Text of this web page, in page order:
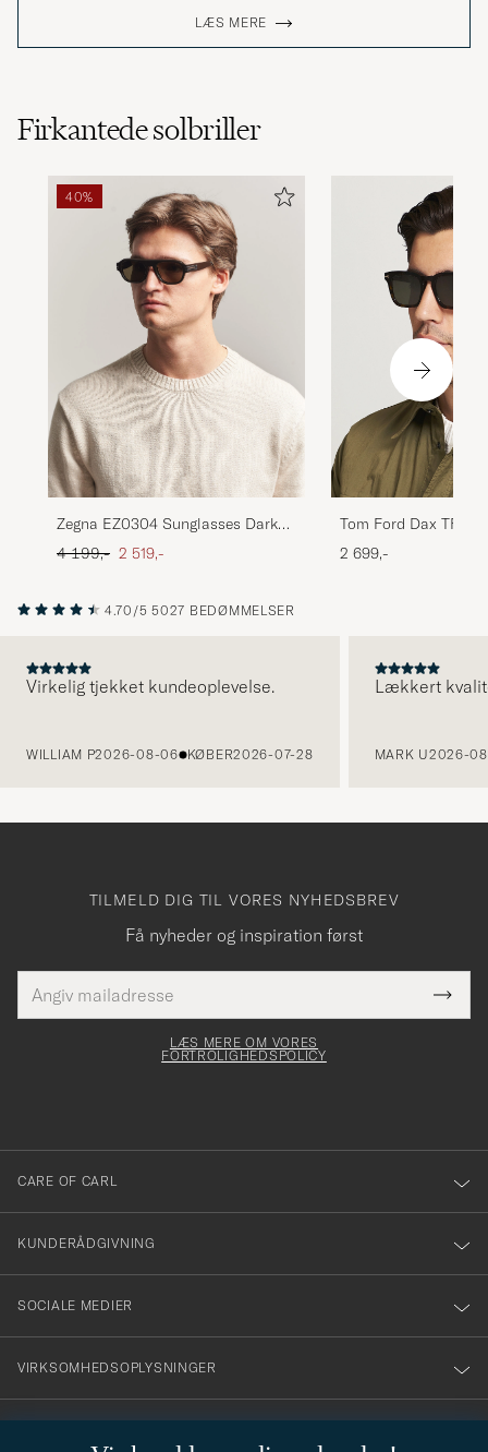
LÆS MERE
Firkantede solbriller
40%
Zegna EZ0304 Sunglasses Dark
Brown
Ordinary pris
4 199,- Nedsat pris
2 519,-
Tom Ford Dax
Havanna
2 699,-
4.70/5 5027 BEDØMMELSER
Virkelig tjekket kundeoplevelse.
WILLIAM P2026-08-06 KØBER2026-07-28
Lækkert
MARK U2026-
TILMELD DIG TIL VORES NYHEDSBREV
Få nyheder og inspiration først
mailadresse
skal
Tack
för
dig
till
vårt
nyhetsbrev!
LÆS MERE OM VORES
FORTROLIGHEDSPOLICY
CARE OF CARL
KUNDERÅDGIVNING
SOCIALE MEDIER
VIRKSOMHEDSOPLYSNINGER